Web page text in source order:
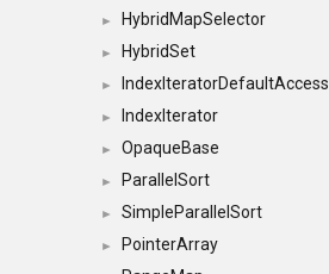
► HybridMapSelector
► HybridSet
► IndexIteratorDefaultAccess
► IndexIterator
► OpaqueBase
► ParallelSort
► SimpleParallelSort
► PointerArray